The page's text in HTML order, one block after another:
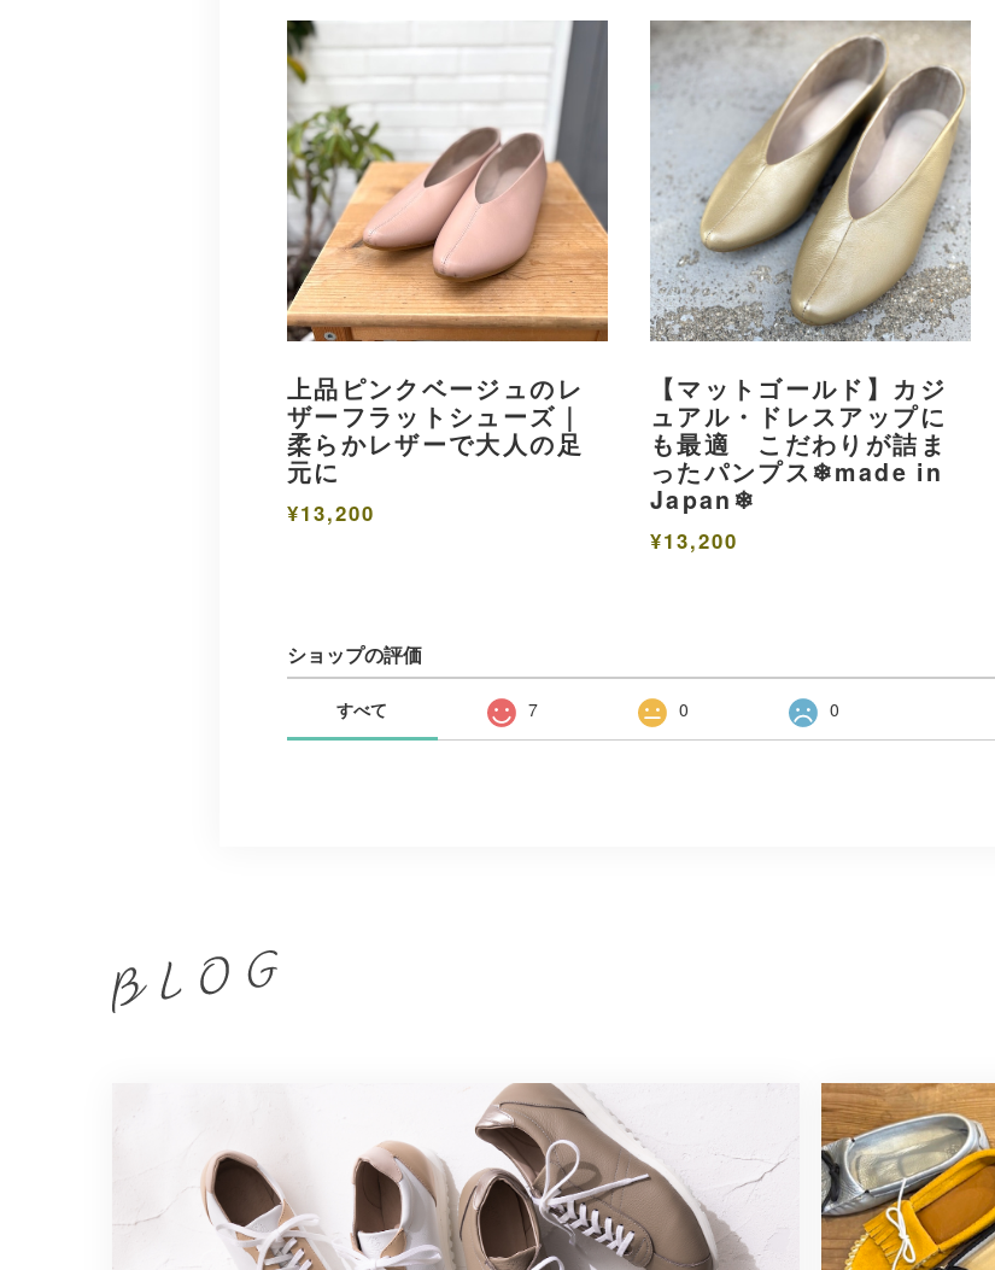
上品ピンクベージュのレ
ザーフラットシューズ｜
柔らかレザーで大人の足
元に
¥13,200
【マットゴールド】カジ
ュアル・ドレスアップに
も最適 こだわりが詰ま
ったパンプス❄︎made in
Japan❄︎
¥13,200
ショップの評価
すべて 7 0 0